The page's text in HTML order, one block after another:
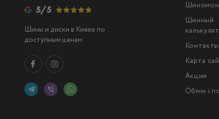
5/5
Шины и диски в Киеве по
доступным ценам
Шинный
Контакты
Карта
Акции
Обмін і